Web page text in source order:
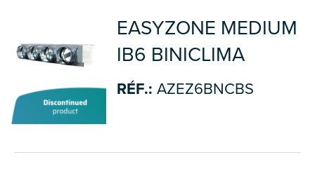
EASYZONE MEDIUM
IB6 BINICLIMA
RÉF.: AZEZ6BNCBS